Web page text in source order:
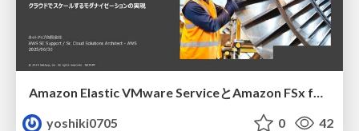
Amazon Elastic VMware ServiceとAmazon FSx for NetApp ONTAP の連携： クラウドでスケールするモダナイゼーションの実現
yoshiki0705
0 42